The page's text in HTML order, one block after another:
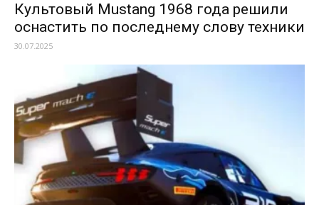
Культовый Mustang 1968 года решили
оснастить по последнему слову техники
30.07.2025